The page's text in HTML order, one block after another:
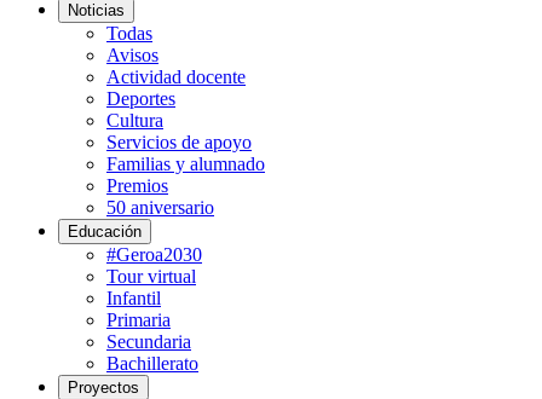
Noticias
Todas
Avisos
Actividad docente
Deportes
Cultura
Servicios de apoyo
Familias y alumnado
Premios
50 aniversario
Educación
#Geroa2030
Tour virtual
Infantil
Primaria
Secundaria
Bachillerato
Proyectos